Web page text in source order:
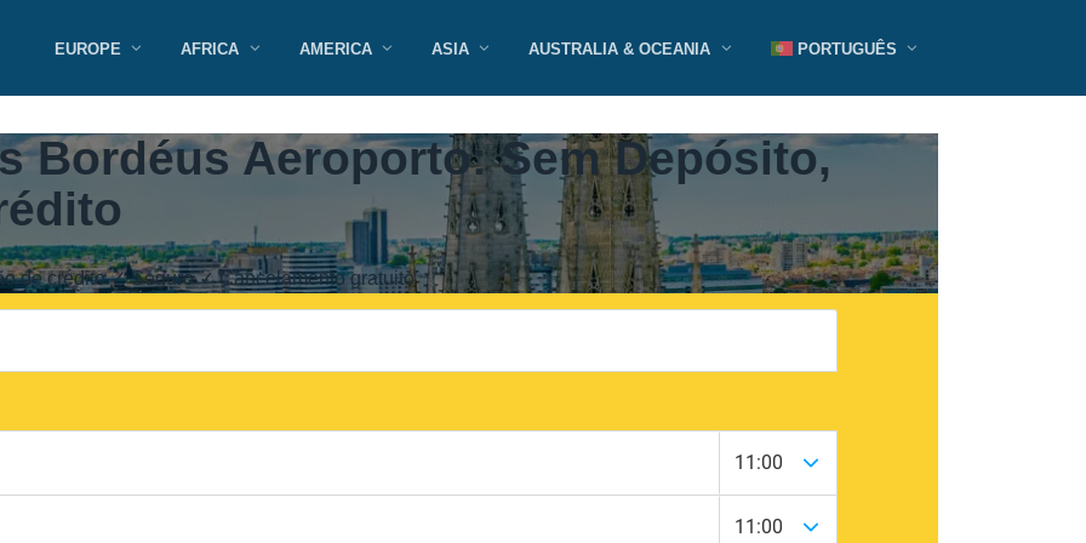
EUROPE AFRICA AMERICA ASIA AUSTRALIA & OCEANIA PORTUGUÊS
Bordéus Aeroporto: Sem Depósito,
de crédito ✓ Seguro ✓ Cancelamento gratuito